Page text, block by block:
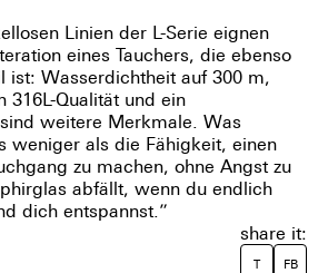
Linien der L-Serie eignen
eines Tauchers, die ebenso
ist: Wasserdichtheit auf 300 m,
316L-Qualität und ein
weitere Merkmale. Was
weniger als die Fähigkeit, einen
zu machen, ohne Angst zu
abfällt, wenn du endlich
dich entspannst.”
share it:
T FB